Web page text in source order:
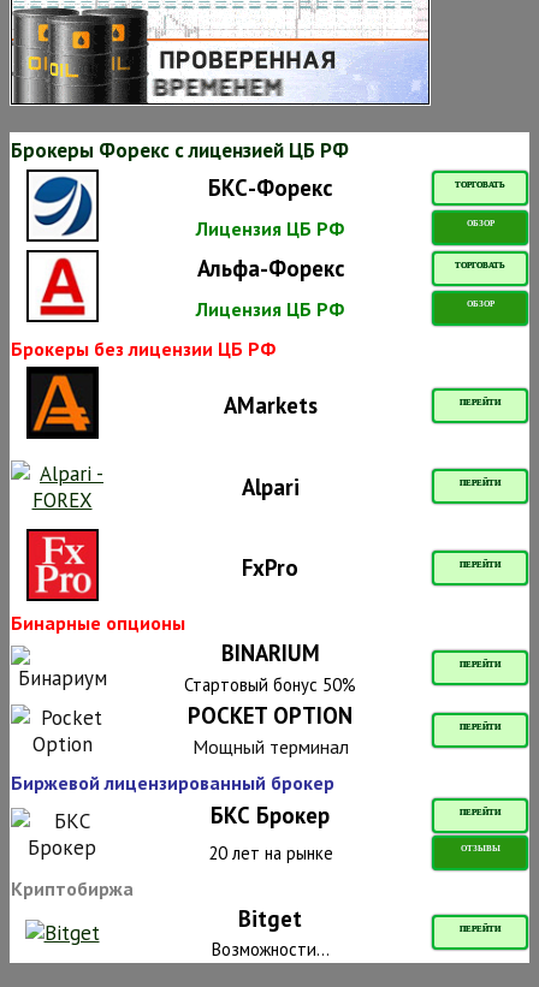
Брокеры Форекс с лицензией ЦБ РФ
БКС-Форекс ТОРГОВАТЬ
Лицензия ЦБ РФ ОБЗОР
Альфа-Форекс ТОРГОВАТЬ
Лицензия ЦБ РФ ОБЗОР
Брокеры без лицензии ЦБ РФ
AMarkets ПЕРЕЙТИ
Alpari ПЕРЕЙТИ
FxPro ПЕРЕЙТИ
Бинарные опционы
BINARIUM ПЕРЕЙТИ
Стартовый бонус 50%
POCKET OPTION ПЕРЕЙТИ
Мощный терминал
Биржевой лицензированный брокер
БКС Брокер ПЕРЕЙТИ
20 лет на рынке ОТЗЫВЫ
Криптобиржа
Bitget ПЕРЕЙТИ
Возможности...